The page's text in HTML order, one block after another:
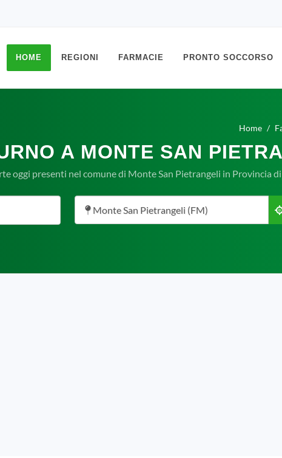
HOME REGIONI FARMACIE PRONTO SOCCORSO
Home
A MONTE SAN
oggi presenti nel comune di Monte San Pietrangeli in Provincia
Monte San Pietrangeli (FM)